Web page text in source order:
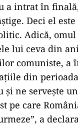
a intrat în
Deci el este
Adică,
lui ceva din
comuniste, a
din
și ne servește
pe care
a